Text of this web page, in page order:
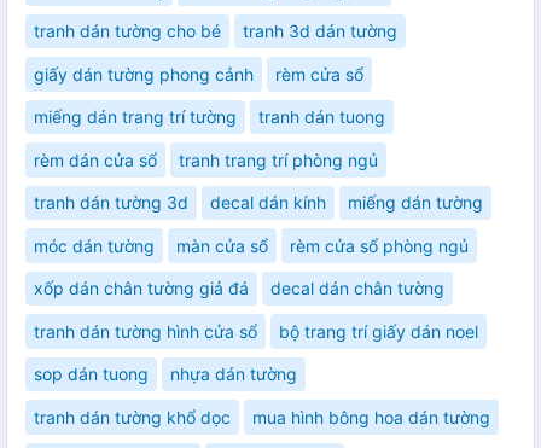
tranh dán tường cho bé tranh 3d dán tường
giấy dán tường phong cảnh rèm cửa sổ
miếng dán trang trí tường tranh dán tuong
rèm dán cửa sổ tranh trang trí phòng ngủ
tranh dán tường 3d decal dán kính miếng dán tường
móc dán tường màn cửa sổ rèm cửa sổ phòng ngủ
xốp dán chân tường giả đá decal dán chân tường
tranh dán tường hình cửa sổ bộ trang trí giấy dán noel
sop dán tuong nhựa dán tường
tranh dán tường khổ dọc mua hình bông hoa dán tường